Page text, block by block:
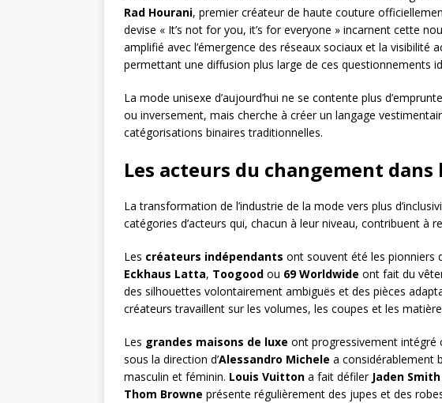
Rad Hourani, premier créateur de haute couture
devise « It’s not for you, it’s for everyone » incarnent cette
amplifié avec l’émergence des réseaux sociaux et la visibilité
permettant une diffusion plus large de ces questionnements
La mode unisexe d’aujourd’hui ne se contente plus
ou inversement, mais cherche à créer un langage
catégorisations binaires traditionnelles.
Les acteurs du changement
La transformation de l’industrie de la mode vers plus
catégories d’acteurs qui, chacun à leur niveau, contribuent à
Les créateurs indépendants ont souvent été les pionniers
Eckhaus Latta, Toogood ou 69 Worldwide ont fait du
des silhouettes volontairement ambiguës et des pièces
créateurs travaillent sur les volumes, les coupes et les
Les grandes maisons de luxe ont progressivement intégré
sous la direction d’Alessandro Michele a considérablement
masculin et féminin. Louis Vuitton a fait défiler Jaden Smith
Thom Browne présente régulièrement des jupes et des